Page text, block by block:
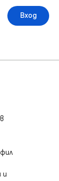
Вход
и